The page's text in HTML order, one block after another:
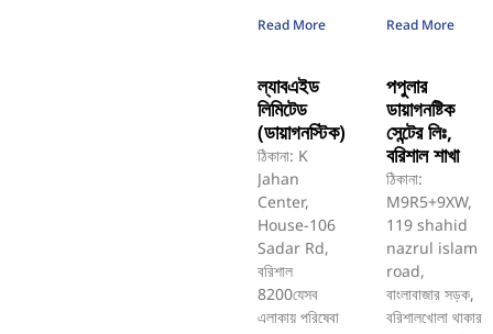
Read More Read More
ল্যাবএইড
লিমিটেড
(ডায়াগনস্টিক)
ঠিকানা: K
Jahan
Center,
House-106
Sadar Rd,
বরিশাল
8200যেসব
এলাকায় পরিষেবা
পপুলার
ডায়াগনষ্টিক
সেন্টের লিঃ,
বরিশাল শাখা
ঠিকানা:
M9R5+9XW,
119 shahid
nazrul islam
road,
বাংলাবাজার সড়ক,
বরিশালখোলা থাকার